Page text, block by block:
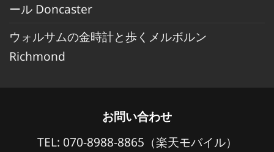
ール Doncaster
ウォルサムの金時計と歩くメルボルン
Richmond
お問い合わせ
TEL: 070-8988-8865（楽天モバイル）